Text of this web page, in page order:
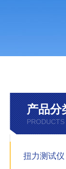
产品分
PRODUCTS
扭力测试仪